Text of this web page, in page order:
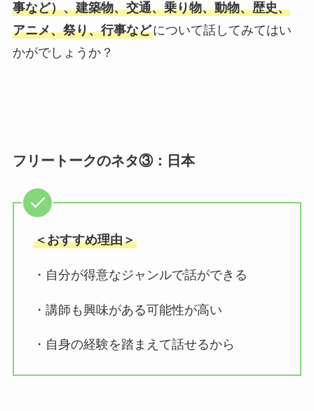
事など）、建築物、交通、乗り物、動物、歴史、
アニメ、祭り、行事などについて話してみてはい
かがでしょうか？
フリートークのネタ③：日本
＜おすすめ理由＞
・自分が得意なジャンルで話ができる
・講師も興味がある可能性が高い
・自身の経験を踏まえて話せるから